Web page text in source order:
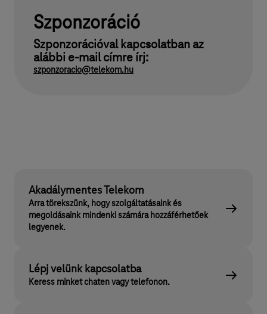
Szponzoráció
Szponzorációval kapcsolatban az
alábbi e-mail címre írj:
szponzoracio@telekom.hu
Akadálymentes Telekom
Arra törekszünk, hogy szolgáltatásaink és
megoldásaink mindenki számára hozzáférhetőek
legyenek.
Lépj velünk kapcsolatba
Keress minket chaten vagy telefonon.